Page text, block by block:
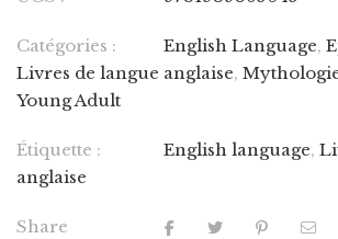
Catégories : English Language,
Livres de langue anglaise,
Young Adult
Étiquette : English language,
anglaise
Share